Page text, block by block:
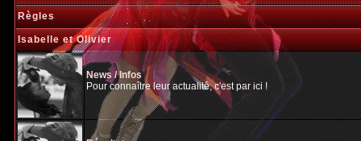
Règles
Isabelle et Olivier
News / Infos
Pour connaître leur actualité, c'est par ici !